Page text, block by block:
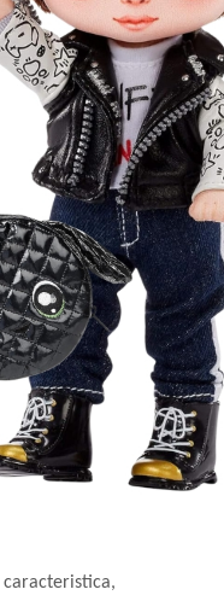
caracteristica,